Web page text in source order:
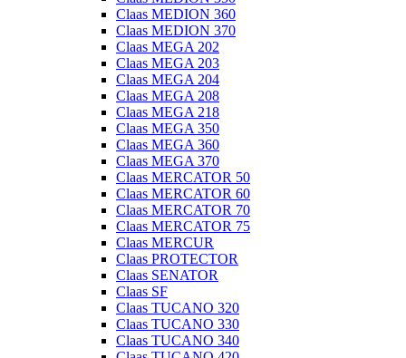
Claas MEDION 360
Claas MEDION 370
Claas MEGA 202
Claas MEGA 203
Claas MEGA 204
Claas MEGA 208
Claas MEGA 218
Claas MEGA 350
Claas MEGA 360
Claas MEGA 370
Claas MERCATOR 50
Claas MERCATOR 60
Claas MERCATOR 70
Claas MERCATOR 75
Claas MERCUR
Claas PROTECTOR
Claas SENATOR
Claas SF
Claas TUCANO 320
Claas TUCANO 330
Claas TUCANO 340